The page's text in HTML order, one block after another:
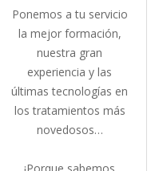
Ponemos a tu servicio
la mejor formación,
nuestra gran
experiencia y las
últimas tecnologías en
los tratamientos más
novedosos…